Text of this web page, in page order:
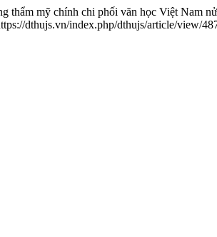
thẩm mỹ chính chi phối văn học Việt Nam
dthujs.vn/index.php/dthujs/article/view/